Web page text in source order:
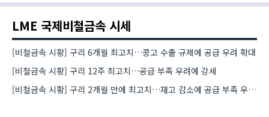
LME 국제비철금속 시세
[비철금속 시황] 구리 6개월 최고치…콩고 수출 규제에 공급 우려 확대
[비철금속 시황] 구리 12주 최고치…공급 부족 우려에 강세
[비철금속 시황] 구리 2개월 만에 최고치…재고 감소에 공급 부족 우려 확대